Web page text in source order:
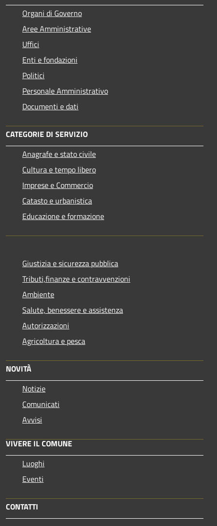
Organi di Governo
Aree Amministrative
Uffici
Enti e fondazioni
Politici
Personale Amministrativo
Documenti e dati
CATEGORIE DI SERVIZIO
Anagrafe e stato civile
Cultura e tempo libero
Imprese e Commercio
Catasto e urbanistica
Educazione e formazione
Giustizia e sicurezza pubblica
Tributi,finanze e contravvenzioni
Ambiente
Salute, benessere e assistenza
Autorizzazioni
Agricoltura e pesca
NOVITÀ
Notizie
Comunicati
Avvisi
VIVERE IL COMUNE
Luoghi
Eventi
CONTATTI